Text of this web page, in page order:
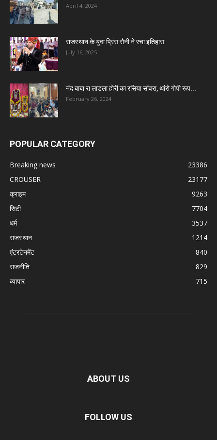
April 4, 2024
राजस्थान के युवा प्रिंस सैनी ने रचा इतिहास
July 16, 2025
नंद बाबा रा लाडला होरी का रसिया सांवरा, थांरो गोपी रूप...
February 26, 2024
POPULAR CATEGORY
Breaking news
23386
CROUSER
23177
क्राइम
9263
सिटी
7704
धर्म
3537
राजस्थान
1214
एंटरटेनमेंट
840
राजनीति
829
व्यापार
715
ABOUT US
FOLLOW US